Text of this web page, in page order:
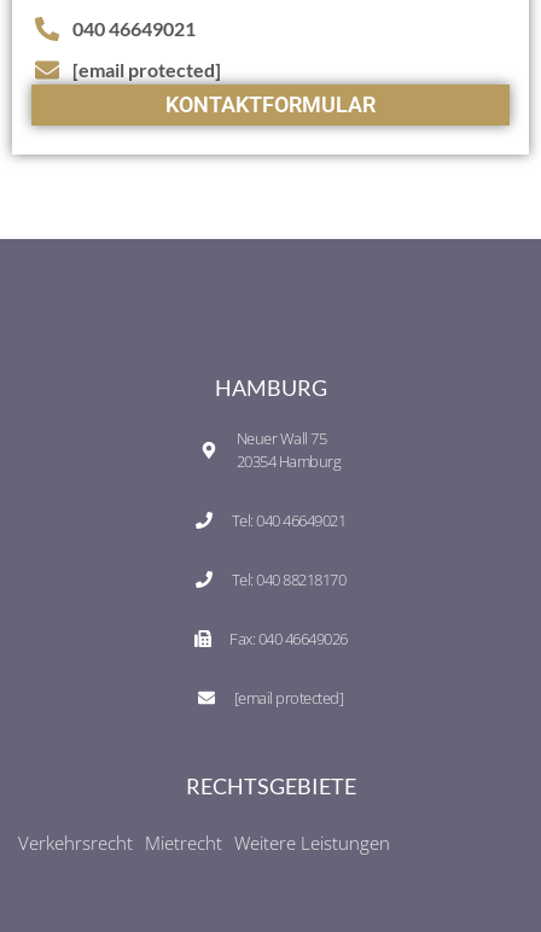
040 46649021
[email protected]
KONTAKTFORMULAR
HAMBURG
Neuer Wall 75
20354 Hamburg
Tel: 040 46649021
Tel: 040 88218170
Fax: 040 46649026
[email protected]
RECHTSGEBIETE
Verkehrsrecht Mietrecht Weitere Leistungen